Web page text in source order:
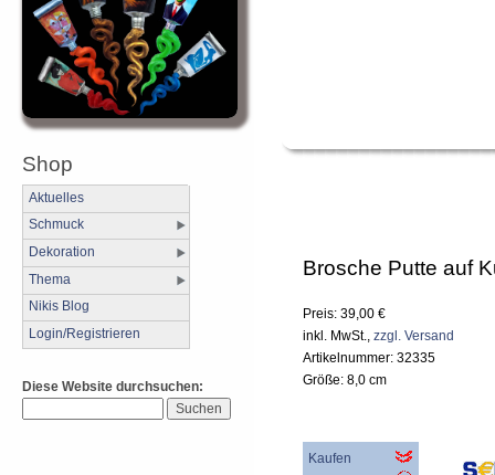
Shop
Aktuelles
Schmuck
Dekoration
Thema
Nikis Blog
Login/Registrieren
Diese Website durchsuchen:
Brosche Putte auf
Preis: 39,00 €
inkl. MwSt., zzgl. Versand
Artikelnummer: 32335
Größe: 8,0 cm
Kaufen